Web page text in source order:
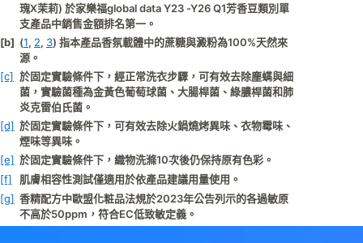
瑰X茉莉) 於家樂福global data Y23 -Y26 Q1芳香豆類別單
支產品中銷售金額排名第一。
[b] (1, 2, 3) 指本產品香氛載體中的蔗糖與澱粉為100%天然來
源。
[c] 於固定實驗條件下，經正常洗衣步驟，可有效去除塵螨與細
菌，實驗菌種為金黃色葡萄球菌、大腸桿菌、綠膿桿菌和肺
炎克雷伯氏菌。
[d] 於固定實驗條件下，可有效去除火鍋燒烤異味、衣物霉味、
煙味等異味。
[e] 於固定實驗條件下，織物洗滌10次後仍保持原有色彩。
[f]
肌膚相容性測試僅適用於依產品建議用量使用。
[g] 香精配方中歐盟化粧品法規於2023年公告列示的各過敏原
不高於50ppm，符合EC低致敏定義。